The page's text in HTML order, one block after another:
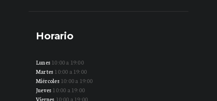
Horario
Lunes10:00 a 19:00
Martes10:00 a 19:00
Miércoles10:00 a 19:00
Jueves10:00 a 19:00
Viernes 10:00 a 19:00